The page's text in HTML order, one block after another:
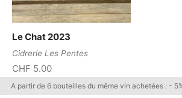
A partir de 6 bouteilles du même vin achetées : -
Le Chat 2023
Cidrerie Les Pentes
CHF 5.00